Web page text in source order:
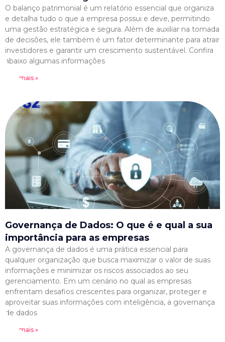
O balanço patrimonial é um relatório essencial que organiza
e detalha tudo o que a empresa possui e deve, permitindo
uma gestão estratégica e segura. Além de auxiliar na tomada
de decisões, ele também é um fator determinante para atrair
investidores e garantir um crescimento sustentável. Confira
abaixo algumas informações
Leia mais »
Governança de Dados: O que é e qual a sua
importância para as empresas
A governança de dados é uma prática essencial para
qualquer organização que busca maximizar o valor de suas
informações e minimizar os riscos associados ao seu
gerenciamento. Em um cenário no qual as empresas
enfrentam desafios crescentes para organizar, proteger e
aproveitar suas informações com inteligência, a governança
de dados
Leia mais »